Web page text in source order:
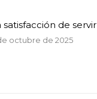
satisfacción de servir
octubre de 2025